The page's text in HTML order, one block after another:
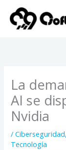
contenido
La
AI se
Nvidia
/Ciberseguridad,
Tecnología